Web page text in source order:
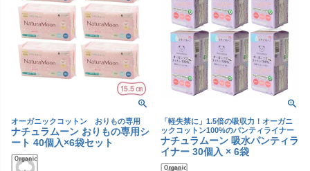
オーガニックコットン おりもの専用
ナチュラムーン おりもの専用シ
ート 40個入×6袋セット
「軽失禁に」1.5倍の吸収力！オーガニ
ックコットン100%のパンティライナー
ナチュラムーン 吸水パンティラ
イナー 30個入 × 6袋